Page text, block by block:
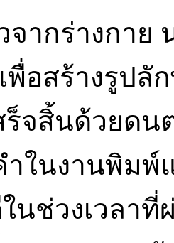
จากร่างกา
พื่อสร้างรูปลั
ร็จสิ้นด้วยด
ในงานพิมพ์
นช่วงเวลาที่